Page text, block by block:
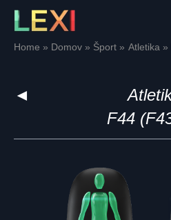
Skip
contentHome Domov Šport Atletika
◄
F44